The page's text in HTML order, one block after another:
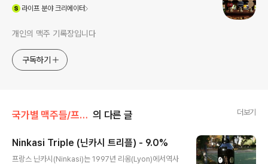
라이프분야 크리에이터
개인의 맥주 기록장입니다
구독하기
국가별 맥주들/프랑스 의 다른 글 더보기
Ninkasi Triple (닌카시 트리플) - 9.0%
프랑스 닌카시(Ninkasi)는 1997년 리옹(Lyon)에서역사